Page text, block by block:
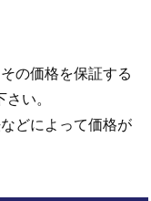
の価格を保証する
い。
どによって価格が